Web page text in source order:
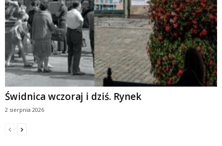
Świdnica wczoraj i dziś. Rynek
2 sierpnia 2026